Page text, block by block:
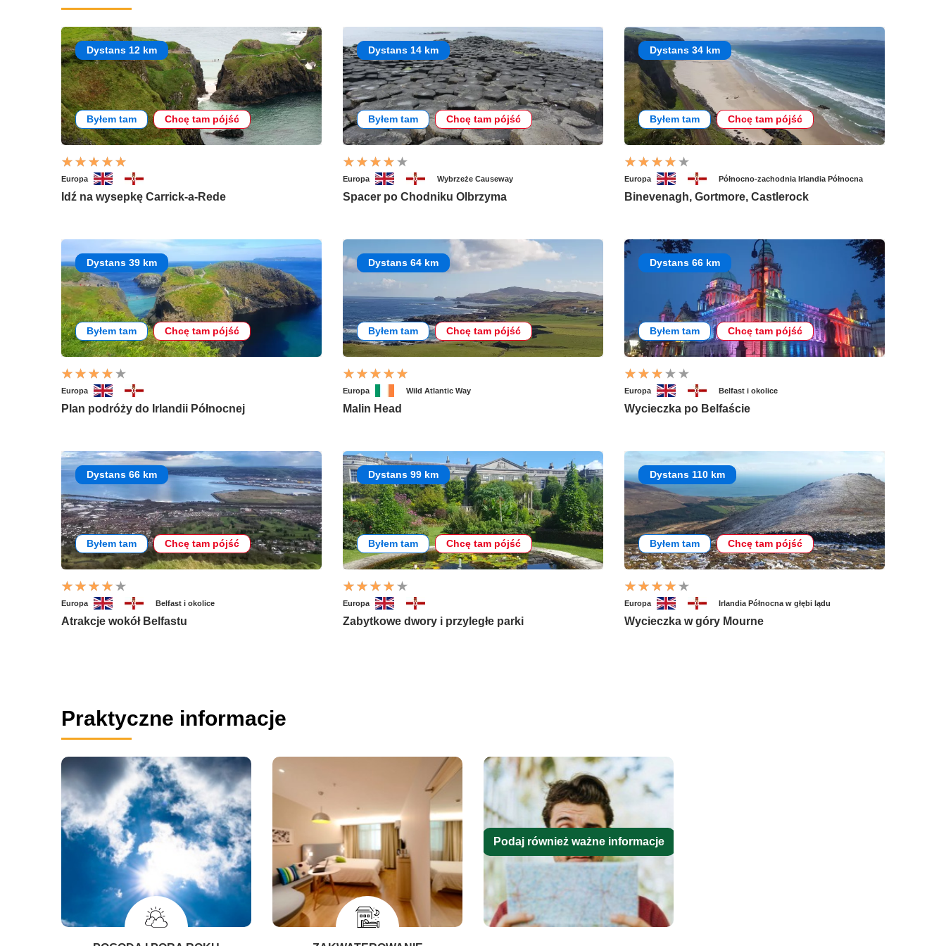
Dystans 12 km
Byłem tam Chcę tam pójść
Europa
Idź na wysepkę Carrick-a-Rede
Dystans 14 km
Byłem tam Chcę tam pójść
Europa Wybrzeże Causeway
Spacer po Chodniku Olbrzyma
Dystans 34 km
Byłem tam Chcę tam pójść
Europa Północno-zachodnia Irlandia Północna
Binevenagh, Gortmore, Castlerock
Dystans 39 km
Byłem tam Chcę tam pójść
Europa
Plan podróży do Irlandii Północnej
Dystans 64 km
Byłem tam Chcę tam pójść
Europa Wild Atlantic Way
Malin Head
Dystans 66 km
Byłem tam Chcę tam pójść
Europa Belfast i okolice
Wycieczka po Belfaście
Dystans 66 km
Byłem tam Chcę tam pójść
Europa Belfast i okolice
Atrakcje wokół Belfastu
Dystans 99 km
Byłem tam Chcę tam pójść
Europa
Zabytkowe dwory i przyległe parki
Dystans 110 km
Byłem tam Chcę tam pójść
Europa Irlandia Północna w głębi lądu
Wycieczka w góry Mourne
Praktyczne informacje
Podaj również ważne informacje